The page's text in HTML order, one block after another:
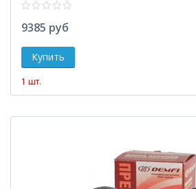
9385 руб
1 шт.